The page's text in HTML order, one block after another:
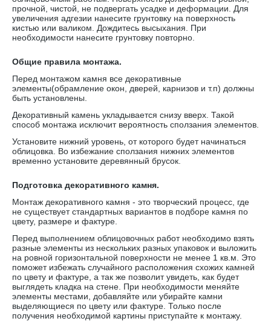
прочной, чистой, не подвергать усадке и деформации. Для
увеличения адгезии нанесите грунтовку на поверхность
кистью или валиком. Дождитесь высыхания. При
необходимости нанесите грунтовку повторно.
Общие правила монтажа.
Перед монтажом камня все декоративные
элементы(обрамление окон, дверей, карнизов и т.п) должны
быть установлены.
Декоративный камень укладывается снизу вверх. Такой
способ монтажа исключит вероятность сползания элементов.
Установите нижний уровень, от которого будет начинаться
облицовка. Во избежание сползания нижних элементов
временно установите деревянный брусок.
Подготовка декоративного камня.
Монтаж декоративного камня - это творческий процесс, где
не существует стандартных вариантов в подборе камня по
цвету, размере и фактуре.
Перед выполнением облицовочных работ необходимо взять
разные элементы из нескольких разных упаковок и выложить
на ровной горизонтальной поверхности не менее 1 кв.м. Это
поможет избежать случайного расположения схожих камней
по цвету и фактуре, а так же позволит увидеть, как будет
выглядеть кладка на стене. При необходимости меняйте
элементы местами, добавляйте или убирайте камни
выделяющиеся по цвету или фактуре. Только после
получения необходимой картины приступайте к монтажу.